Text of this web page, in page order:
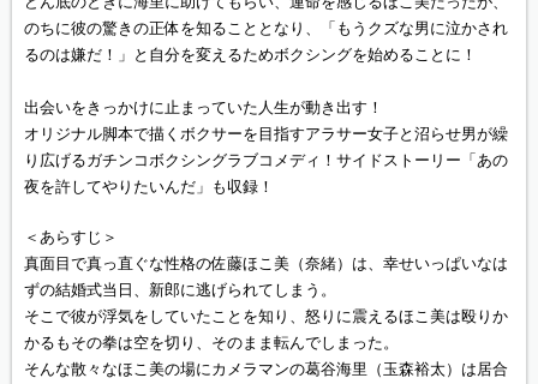
のちに彼の驚きの正体を知ることとなり、「もうクズな男に泣かされ
るのは嫌だ！」と自分を変えるためボクシングを始めることに！
出会いをきっかけに止まっていた人生が動き出す！
オリジナル脚本で描くボクサーを目指すアラサー女子と沼らせ男が繰
り広げるガチンコボクシングラブコメディ！サイドストーリー「あの
夜を許してやりたいんだ」も収録！
＜あらすじ＞
真面目で真っ直ぐな性格の佐藤ほこ美（奈緒）は、幸せいっぱいなは
ずの結婚式当日、新郎に逃げられてしまう。
そこで彼が浮気をしていたことを知り、怒りに震えるほこ美は殴りか
かるもその拳は空を切り、そのまま転んでしまった。
そんな散々なほこ美の場にカメラマンの葛谷海里（玉森裕太）は居合